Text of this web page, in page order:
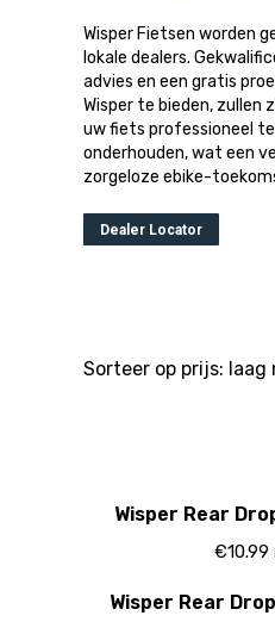
Wisper Fietsen worden
lokale dealers.
advies en een gratis
Wisper te bieden, zullen
uw fiets professioneel
onderhouden, wat een
zorgeloze ebike-
Dealer Locator
Wisper Rear
€10.99
Wisper Rear